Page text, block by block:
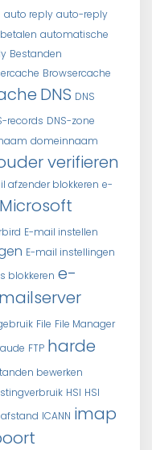
auto reply auto-reply
automatische
Bestanden
Browsercache
DNS DNS
records DNS-zone
domeinnaam
verifieren
afzender blokkeren e-
E-mail instellen
E-mail instellingen
blokkeren e-
File File Manager
FTP harde
bewerken
HSI HSI
ICANN imap